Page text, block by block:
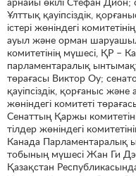
Ұлттық қауіпсіздік,
істері жөніндегі
ауыл және орман
комитетінің мүшесі, ҚР –
парламентаралық
төрағасы Виктор Оу;
қауіпсіздік, қорғаныс және
жөніндегі комитеті
Сенаттың Қаржы
тілдер жөніндегі
Канада Парламентаралық
тобының мүшесі Жан Ги
Қазақстан